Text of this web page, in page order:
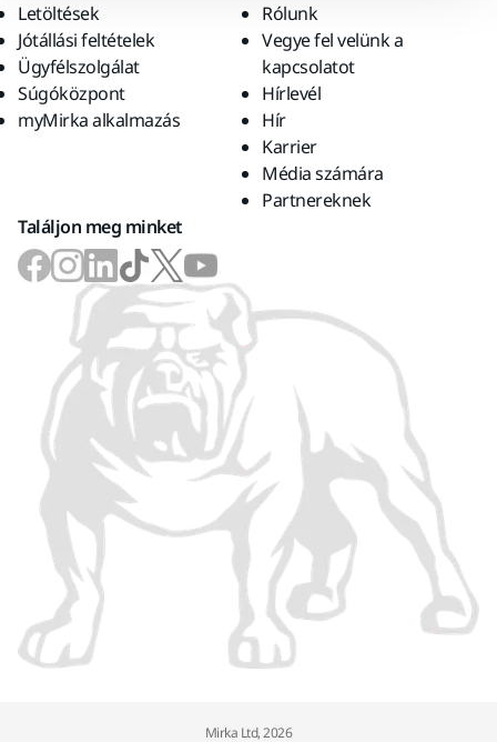
Letöltések
Jótállási feltételek
Ügyfélszolgálat
Súgóközpont
myMirka alkalmazás
Rólunk
Vegye fel velünk a
kapcsolatot
Hírlevél
Hír
Karrier
Média számára
Partnereknek
Találjon meg minket
Mirka Ltd, 2026